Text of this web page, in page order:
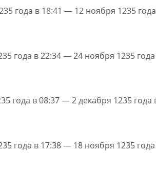
года в 18:41 — 12 ноября 1235
года в 22:34 — 24 ноября 1235
года в 08:37 — 2 декабря 1235 года
года в 17:38 — 18 ноября 1235